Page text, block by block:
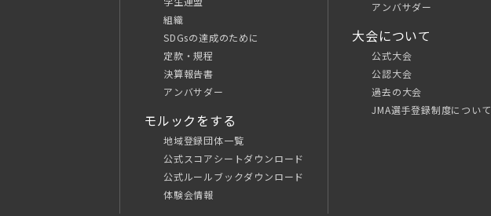
組織
SDGsの達成のために
定款・規程
決算報告書
アンバサダー
モルックをする
地域登録団体一覧
公式スコアシートダウンロード
公式ルールブックダウンロード
体験会情報
アンバサダー
大会について
公式大会
公認大会
過去の大会
JMA選手登録制度について